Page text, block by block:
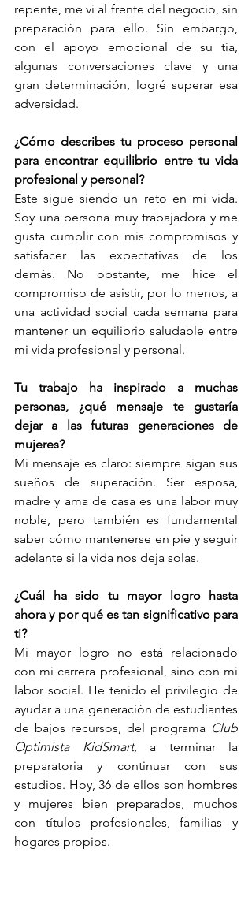
repente, me vi al frente del negocio, sin
preparación para ello. Sin embargo,
con el apoyo emocional de su tía,
algunas conversaciones clave y una
gran determinación, logré superar esa
adversidad.
¿Cómo describes tu proceso personal
para encontrar equilibrio entre tu vida
profesional y personal?
Este sigue siendo un reto en mi vida.
Soy una persona muy trabajadora y me
gusta cumplir con mis compromisos y
satisfacer las expectativas de los
demás. No obstante, me hice el
compromiso de asistir, por lo menos, a
una actividad social cada semana para
mantener un equilibrio saludable entre
mi vida profesional y personal.
Tu trabajo ha inspirado a muchas
personas, ¿qué mensaje te gustaría
dejar a las futuras generaciones de
mujeres?
Mi mensaje es claro: siempre sigan sus
sueños de superación. Ser esposa,
madre y ama de casa es una labor muy
noble, pero también es fundamental
saber cómo mantenerse en pie y seguir
adelante si la vida nos deja solas.
¿Cuál ha sido tu mayor logro hasta
ahora y por qué es tan significativo para
ti?
Mi mayor logro no está relacionado
con mi carrera profesional, sino con mi
labor social. He tenido el privilegio de
ayudar a una generación de estudiantes
de bajos recursos, del programa Club
Optimista KidSmart, a terminar la
preparatoria y continuar con sus
estudios. Hoy, 36 de ellos son hombres
y mujeres bien preparados, muchos
con títulos profesionales, familias y
hogares propios.